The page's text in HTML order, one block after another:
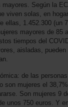
Según la
viven solas, en
ellas, 1.452.300 (un
mayores de 85
tiempos del
aisladas,
de las
son mujeres el
Son mujeres 9
unos 750 euros. Y